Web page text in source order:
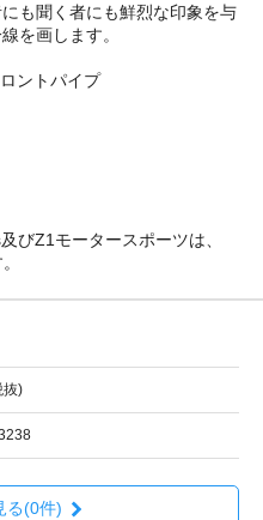
も聞く者にも鮮烈な印象を与
を画します。
ントパイプ
びZ1モータースポーツは、
抜)
る(0件)